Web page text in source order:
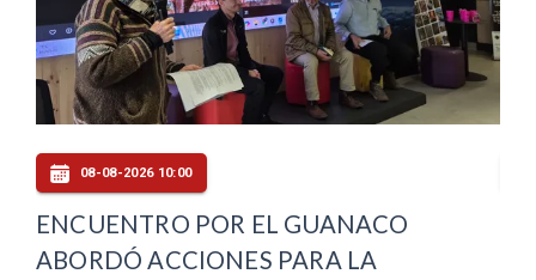
08-08-2026 09:00
INVESTIGADOR DESTACA EL VALOR
DE LA GEOINFORMACIÓN PARA